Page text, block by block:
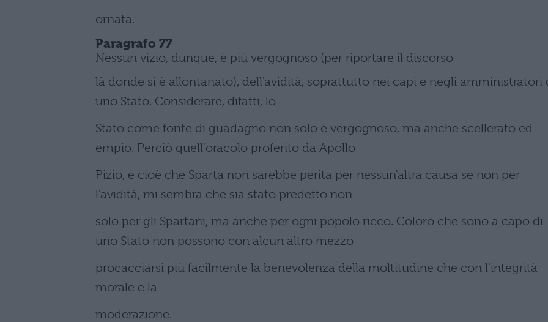
ornata.
Paragrafo 77
Nessun vizio, dunque, è più vergognoso (per riportare il discorso
là donde si è allontanato), dell'avidità, soprattutto nei capi e negli amministratori
uno Stato. Considerare, difatti, lo
Stato come fonte di guadagno non solo è vergognoso, ma anche scellerato ed
empio. Perciò quell'oracolo proferito da Apollo
Pizio, e cioè che Sparta non sarebbe perita per nessun'altra causa se non per
l'avidità, mi sembra che sia stato predetto non
solo per gli Spartani, ma anche per ogni popolo ricco. Coloro che sono a capo di
uno Stato non possono con alcun altro mezzo
procacciarsi più facilmente la benevolenza della moltitudine che con l'integrità
morale e la
moderazione.